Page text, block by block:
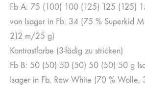
Fb A: 75 (100) 100 (125) 125 (125)
von Isager in Fb. 34 (75 % Superkid
212 m/25 g)
Kontrastfarbe (3-fädig zu stricken)
Fb B: 50 (50) 50 (50) 50 (50) 50 g
Isager in Fb. Raw White (70 %